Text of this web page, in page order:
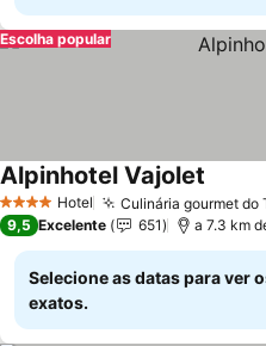
Escolha popular
4 EstrelasHotel Culinária gourmet do
Alpinhotel Vajolet
9,5 Excelente 651 a 7.3 km
Selecione as datas para ver
exatos.